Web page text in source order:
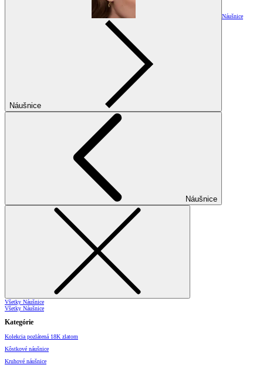
Náušnice
Náušnice
Náušnice
Všetky Náušnice
Všetky Náušnice
Kategórie
Kolekcia pozlátená 18K zlatom
Kôstkové náušnice
Kruhové náušnice